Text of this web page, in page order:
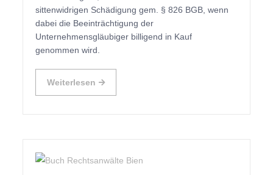
sittenwidrigen Schädigung gem. § 826 BGB, wenn
dabei die Beeinträchtigung der
Unternehmensgläubiger billigend in Kauf
genommen wird.
Weiterlesen